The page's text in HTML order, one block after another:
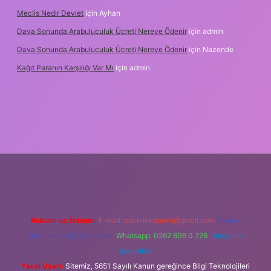
Meclis Nedir Devlet için Ayhan
Dava Sonunda Arabuluculuk Ücreti Nereye Ödenir için admin
Dava Sonunda Arabuluculuk Ücreti Nereye Ödenir için Nazende
Kağıt Paranın Karşılığı Var Mı için admin
Reklam ve İletişim: E-mail: backlinkpaneli@gmail.com Teams:
forumhizmeti@gmail.com Whatsapp: 0262 606 0 726 Telegram:
@karabul
Yasal Uyarı: Sitemiz, 5651 Sayılı Kanun gereğince Bilgi Teknolojileri